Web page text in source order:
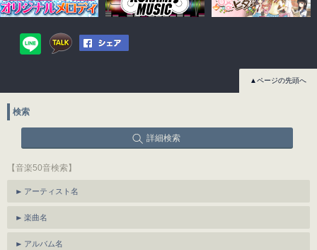
▲ページの先頭へ
検索
詳細検索
【音楽50音検索】
アーティスト名
楽曲名
アルバム名